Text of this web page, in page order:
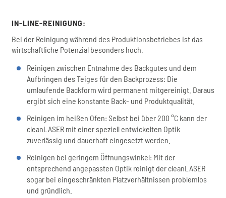
IN-LINE-REINIGUNG:
Bei der Reinigung während des Produktionsbetriebes ist das
wirtschaftliche Potenzial besonders hoch.
Reinigen zwischen Entnahme des Backgutes und dem
Aufbringen des Teiges für den Backprozess: Die
umlaufende Backform wird permanent mitgereinigt. Daraus
ergibt sich eine konstante Back- und Produktqualität.
Reinigen im heißen Ofen: Selbst bei über 200 °C kann der
cleanLASER mit einer speziell entwickelten Optik
zuverlässig und dauerhaft eingesetzt werden.
Reinigen bei geringem Öffnungswinkel: Mit der
entsprechend angepassten Optik reinigt der cleanLASER
sogar bei eingeschränkten Platzverhältnissen problemlos
und gründlich.